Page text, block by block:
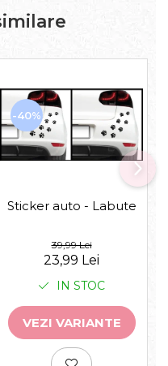
-40%
Sticker auto - Labute
39,99 Lei
23,99 Lei
IN STOC
VEZI VARIANTE